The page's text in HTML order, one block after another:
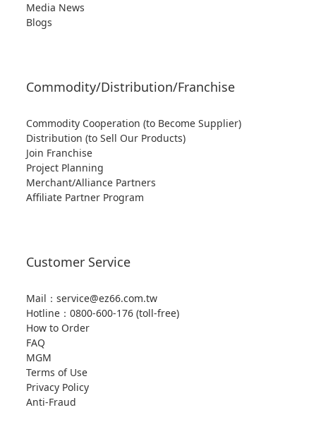
Media News
Blogs
Commodity/Distribution/Franchise
Commodity Cooperation (to Become Supplier)
Distribution (to Sell Our Products)
Join Franchise
Project Planning
Merchant/Alliance Partners
Affiliate Partner Program
Customer Service
Mail：service@ez66.com.tw
Hotline： 0800-600-176 (toll-free)
How to Order
FAQ
MGM
Terms of Use
Privacy Policy
Anti-Fraud